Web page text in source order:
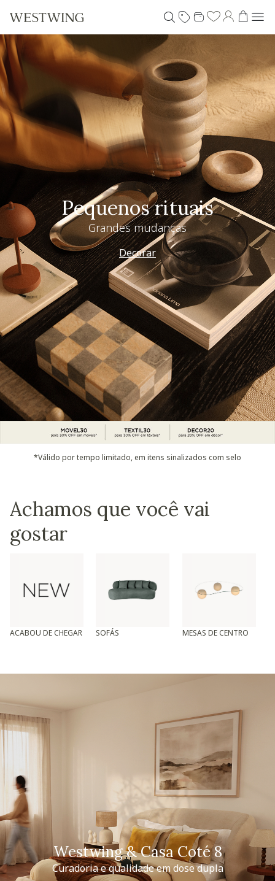
Pequenos rituais
Grandes mudanças
Decorar
*Válido por tempo limitado, em itens sinalizados com selo
Achamos que você vai
gostar
ACABOU DE CHEGAR SOFÁS MESAS DE CENTRO
Westwing & Casa Coté 8
Curadoria e qualidade em dose dupla